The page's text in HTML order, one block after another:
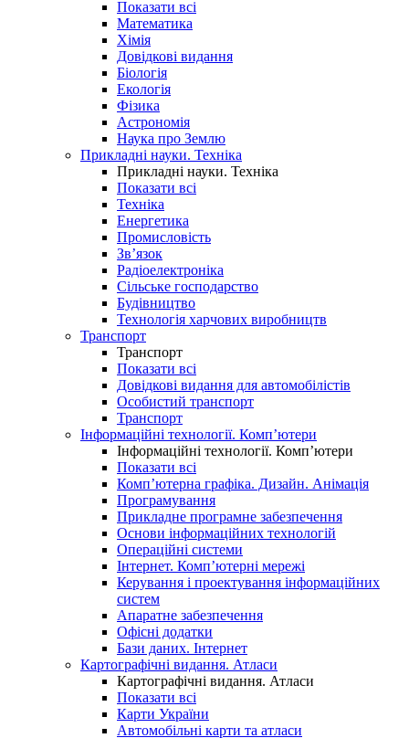
Показати всі
Математика
Хімія
Довідкові видання
Біологія
Екологія
Фізика
Астрономія
Наука про Землю
Прикладні науки. Техніка
Прикладні науки. Техніка
Показати всі
Техніка
Енергетика
Промисловість
Зв’язок
Радіоелектроніка
Сільське господарство
Будівництво
Технологія харчових виробництв
Транспорт
Транспорт
Показати всі
Довідкові видання для автомобілістів
Особистий транспорт
Транспорт
Інформаційні технології. Комп’ютери
Інформаційні технології. Комп’ютери
Показати всі
Комп’ютерна графіка. Дизайн. Анімація
Програмування
Прикладне програмне забезпечення
Основи інформаційних технологій
Операційні системи
Інтернет. Комп’ютерні мережі
Керування і проектування інформаційних
систем
Апаратне забезпечення
Офісні додатки
Бази даних. Інтернет
Картографічні видання. Атласи
Картографічні видання. Атласи
Показати всі
Карти України
Автомобільні карти та атласи